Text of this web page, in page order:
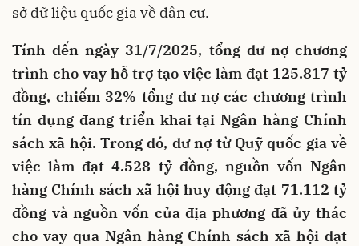
sở dữ liệu quốc gia về dân cư.
Tính đến ngày 31/7/2025, tổng dư nợ chương
trình cho vay hỗ trợ tạo việc làm đạt 125.817 tỷ
đồng, chiếm 32% tổng dư nợ các chương trình
tín dụng đang triển khai tại Ngân hàng Chính
sách xã hội. Trong đó, dư nợ từ Quỹ quốc gia về
việc làm đạt 4.528 tỷ đồng, nguồn vốn Ngân
hàng Chính sách xã hội huy động đạt 71.112 tỷ
đồng và nguồn vốn của địa phương đã ủy thác
cho vay qua Ngân hàng Chính sách xã hội đạt